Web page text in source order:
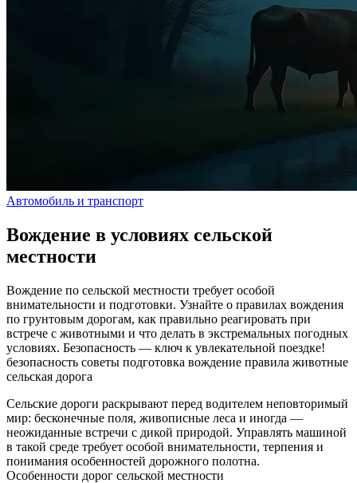
Автомобиль и транспорт
Вождение в условиях сельской
местности
Вождение по сельской местности требует особой
внимательности и подготовки. Узнайте о правилах вождения
по грунтовым дорогам, как правильно реагировать при
встрече с животными и что делать в экстремальных погодных
условиях. Безопасность — ключ к увлекательной поездке!
безопасность советы подготовка вождение правила животные
сельская дорога
Сельские дороги раскрывают перед водителем неповторимый
мир: бесконечные поля, живописные леса и иногда —
неожиданные встречи с дикой природой. Управлять машиной
в такой среде требует особой внимательности, терпения и
понимания особенностей дорожного полотна.
Особенности дорог сельской местности